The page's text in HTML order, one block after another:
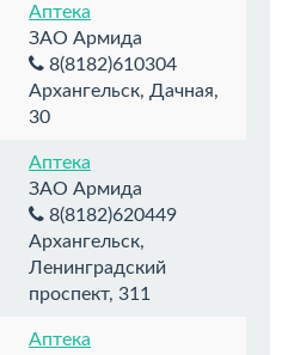
Аптека
ЗАО Армида
8(8182)610304
Архангельск, Дачная,
30
Аптека
ЗАО Армида
8(8182)620449
Архангельск,
Ленинградский
проспект, 311
Аптека